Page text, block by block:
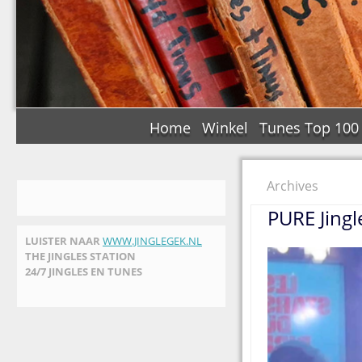
Home Winkel Tunes Top 100
LUISTER NAAR WWW.JINGLEGEK.NL
THE JINGLES STATION
24/7 JINGLES EN TUNES
Archives
PURE